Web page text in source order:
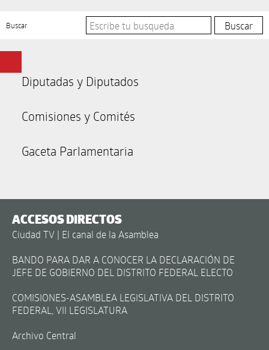
Buscar
Diputadas y Diputados
Comisiones y Comités
Gaceta Parlamentaria
ACCESOS DIRECTOS
Ciudad TV | El canal de la Asamblea
BANDO PARA DAR A CONOCER LA DECLARACIÓN DE
JEFE DE GOBIERNO DEL DISTRITO FEDERAL ELECTO
COMISIONES-ASAMBLEA LEGISLATIVA DEL DISTRITO
FEDERAL, VII LEGISLATURA
Archivo Central